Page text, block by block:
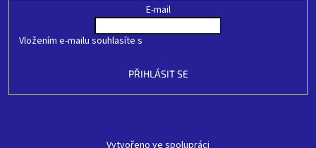
E-mail
Vložením e-mailu souhlasíte s
PŘIHLÁSIT SE
Vytvořeno ve spolupráci